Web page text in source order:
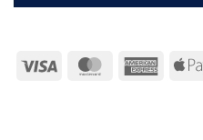
Visa MasterCard